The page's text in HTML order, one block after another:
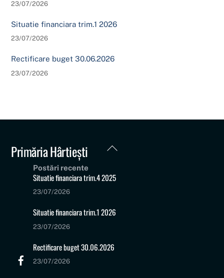
23/07/2026
Situatie financiara trim.1 2026
23/07/2026
Rectificare buget 30.06.2026
23/07/2026
Back
Primăria Hârtiești
Postări recente
Situatie financiara trim.4 2025
23/07/2026
Situatie financiara trim.1 2026
23/07/2026
Rectificare buget 30.06.2026
23/07/2026